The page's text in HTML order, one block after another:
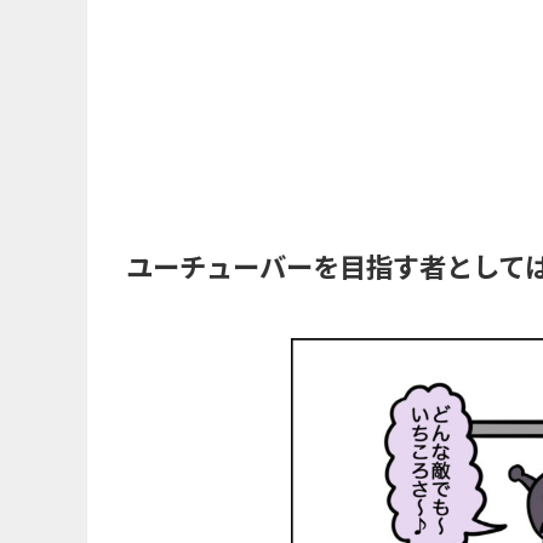
ユーチューバーを目指す者として